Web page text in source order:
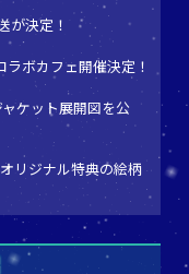
が決定！
ラボカフェ開催決定！
ケット展開図を公
リジナル特典の絵柄